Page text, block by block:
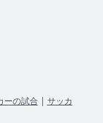
ーの試合 | サッカ